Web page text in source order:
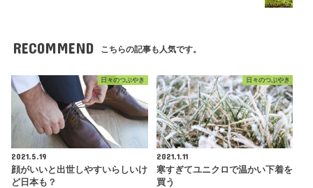
RECOMMEND こちらの記事も人気です。
日々のつぶやき
2021.5.19
顔がいいと出世しやすいらしいけ
ど日本も？
日々のつぶやき
2021.1.11
寒すぎてユニクロで温かい下着を
買う